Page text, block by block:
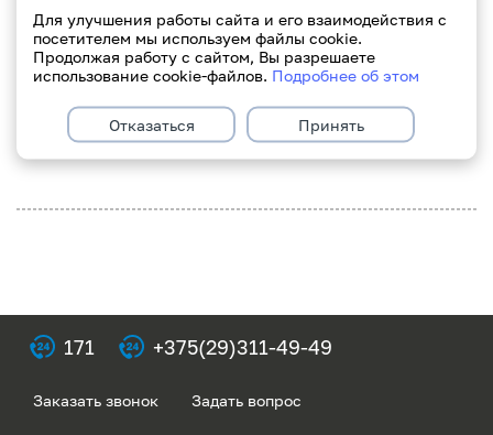
В случае возникновения вопросов обращайтесь,
пожалуйста, в техническую поддержку eParitet:
С уважением, Paritetbank.
171 +375(29)311-49-49
Заказать звонок Задать вопрос
Для улучшения работы сайта и его взаимодействия с
посетителем мы используем файлы cookie.
Продолжая работу с сайтом, Вы разрешаете
использование cookie-файлов. Подробнее об этом
Отказаться Принять